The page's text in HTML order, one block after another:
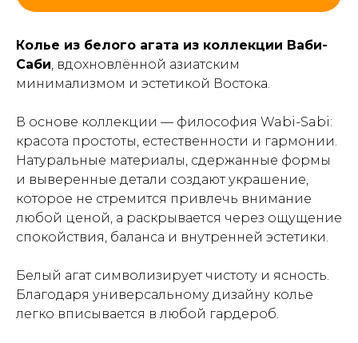
Колье из белого агата из коллекции Ваби-
Саби , вдохновлённой азиатским
минимализмом и эстетикой Востока.
В основе коллекции — философия Wabi-Sabi:
красота простоты, естественности и гармонии.
Натуральные материалы, сдержанные формы
и выверенные детали создают украшение,
которое не стремится привлечь внимание
любой ценой, а раскрывается через ощущение
спокойствия, баланса и внутренней эстетики.
Белый агат символизирует чистоту и ясность.
Благодаря универсальному дизайну колье
легко вписывается в любой гардероб.